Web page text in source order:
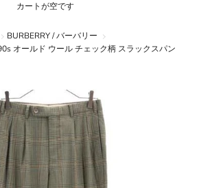
カートが空です
BURBERRY / バーバリー
オールド ウール チェック柄 スラックスパン